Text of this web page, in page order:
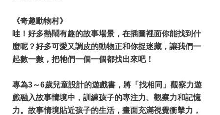
《奇趣動物村》
哇！好多熱鬧有趣的故事場景，在插圖裡面你能找到什
麼呢？好多可愛又調皮的動物正和你捉迷藏，讓我們一
起數一數，把牠們一個一個都找出來吧！
專為3～6歲兒童設計的遊戲書，將「找相同」觀察力遊
戲融入故事情境中，訓練孩子的專注力、觀察力和記憶
力。故事情境貼近孩子的生活，畫面充滿視覺衝擊力，